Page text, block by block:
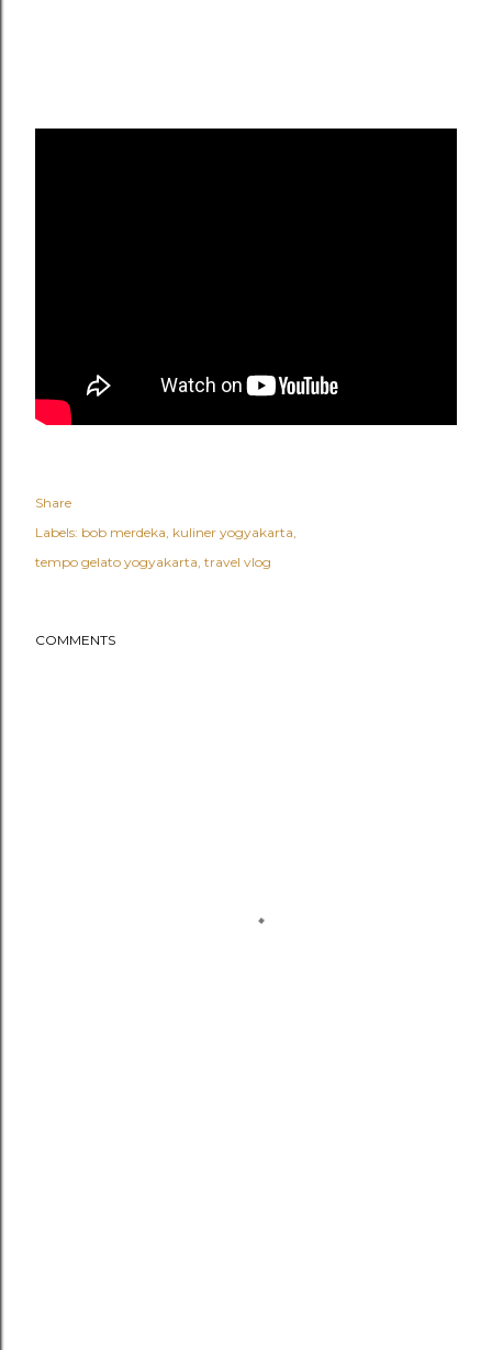
Share
Labels: bob merdeka kuliner yogyakarta
tempo gelato yogyakarta travel vlog
COMMENTS